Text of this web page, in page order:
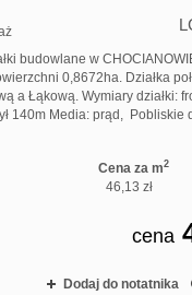
budowlane w
0,8672ha. Działka
a Łąkową. Wymiary działki:
140m Media: prąd, Pobliskie
Cena za m2
46,13 zł
cena
Dodaj do notatnika